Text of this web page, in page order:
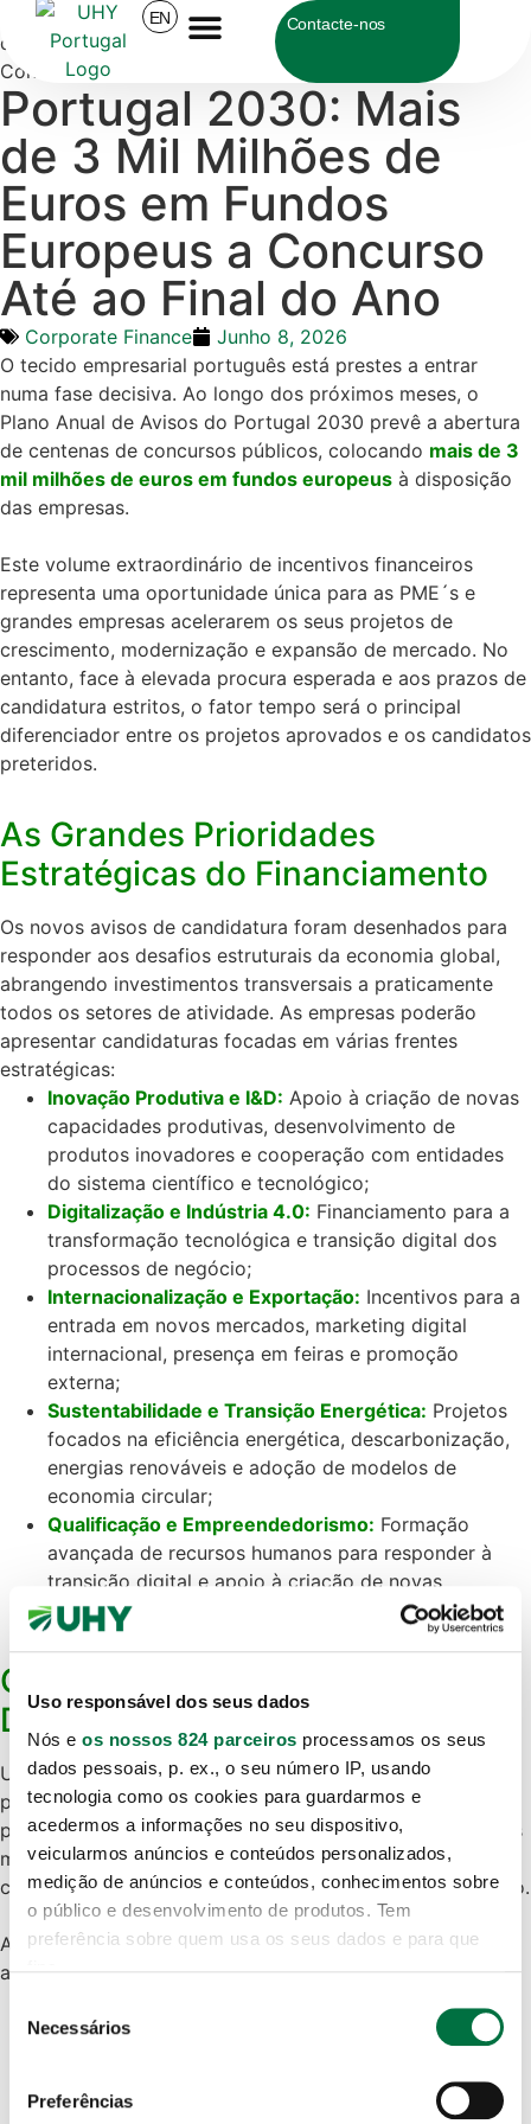
Uso responsável dos seus dados
Nós e os nossos 824 parceiros processamos os seus
dados pessoais, p. ex., o seu número IP, usando
tecnologia como os cookies para guardarmos e
acedermos a informações no seu dispositivo,
veicularmos anúncios e conteúdos personalizados,
medição de anúncios e conteúdos, conhecimentos sobre
o público e desenvolvimento de produtos. Tem
preferência sobre quem usa os seus dados e para que
Se permitir, gostaríamos também de:
geográfica as quais podem ter uma precisão de
vários metros
Necessários
Preferências
EN Contacte-nos
UHY Portugal >Corporate Finance >Portugal 2030: Mais
de 3 Mil Milhões de Euros em Fundos Europeus a
Concurso Até ao Final do Ano
Portugal 2030: Mais
de 3 Mil Milhões de
Euros em Fundos
Europeus a Concurso
Até ao Final do Ano
Corporate Finance
Junho 8, 2026
O tecido empresarial português está prestes a entrar
numa fase decisiva. Ao longo dos próximos meses, o
Plano Anual de Avisos do Portugal 2030 prevê a abertura
de centenas de concursos públicos, colocando mais de 3
mil milhões de euros em fundos europeus à disposição
das empresas.
Este volume extraordinário de incentivos financeiros
representa uma oportunidade única para as PME´s e
grandes empresas acelerarem os seus projetos de
crescimento, modernização e expansão de mercado. No
entanto, face à elevada procura esperada e aos prazos de
candidatura estritos, o fator tempo será o principal
diferenciador entre os projetos aprovados e os candidatos
preteridos.
As Grandes Prioridades
Estratégicas do Financiamento
Os novos avisos de candidatura foram desenhados para
responder aos desafios estruturais da economia global,
abrangendo investimentos transversais a praticamente
todos os setores de atividade. As empresas poderão
apresentar candidaturas focadas em várias frentes
estratégicas:
Inovação Produtiva e I&D: Apoio à criação de novas
capacidades produtivas, desenvolvimento de
produtos inovadores e cooperação com entidades
do sistema científico e tecnológico;
Digitalização e Indústria 4.0: Financiamento para a
transformação tecnológica e transição digital dos
processos de negócio;
Internacionalização e Exportação: Incentivos para a
entrada em novos mercados, marketing digital
internacional, presença em feiras e promoção
externa;
Sustentabilidade e Transição Energética: Projetos
focados na eficiência energética, descarbonização,
energias renováveis e adoção de modelos de
economia circular;
Qualificação e Empreendedorismo: Formação
avançada de recursos humanos para responder à
transição digital e apoio à criação de novas
empresas
O Fator Antecipação: Porque
Deve Preparar-se Já?
Um dos erros mais comuns das organizações é aguardar
pela abertura oficial dos avisos para iniciar o desenho do
projeto.Como as fases de candidatura possuem períodos
muito limitados e registam historicamente uma elevada
concorrência, o planeamento prévio tornou-se obrigatório.
As empresas que iniciam a preparação com a devida
antecedência conseguem
incentivos específicos que melhor se adequam ao
Desenhar o projeto
técnico e financeiro de forma sólida e realista;